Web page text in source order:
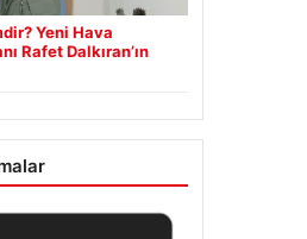
Yeni Hava
Rafet Dalkıran’ın